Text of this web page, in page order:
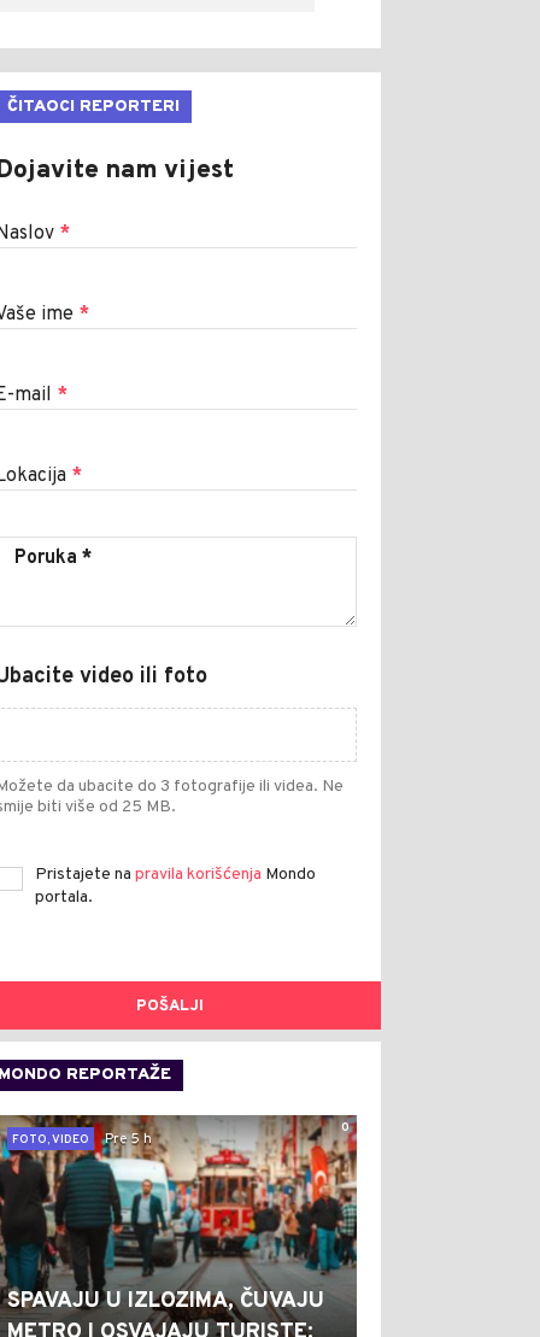
ČITAOCI REPORTERI
nam vijest
*
ime *
mail *
*
video ili foto
da ubacite do 3 fotografije ili videa. Ne
biti više od 25 MB.
Pristajete na pravila korišćenja Mondo
portala.
POŠALJI
MONDO REPORTAŽE
0
FOTO, VIDEO
Pre 5 h
SPAVAJU U IZLOZIMA, ČUVAJU